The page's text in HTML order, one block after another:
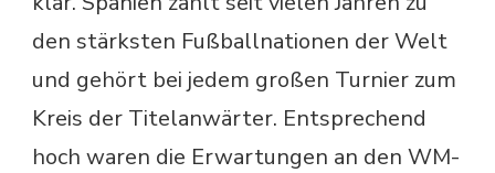
den stärksten Fußballnationen der Welt
und gehört bei jedem großen Turnier zum
Kreis der Titelanwärter. Entsprechend
hoch waren die Erwartungen an den WM-